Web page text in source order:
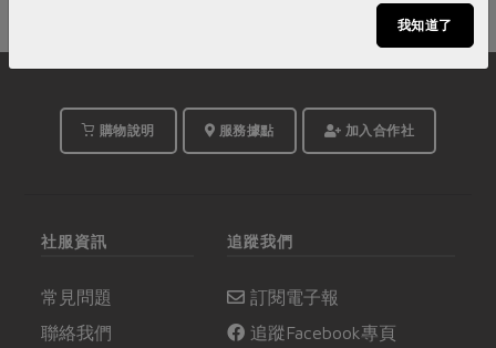
購物說明 服務據點 加入合作社
社服資訊
常見問題
聯絡我們
追蹤我們
訂閱電子報
追蹤Facebook專頁
我知道了